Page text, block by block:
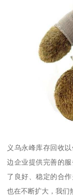
义乌永峰库存回收
边企业提供完善的
了良好、稳定的合
也在不断扩大，我们